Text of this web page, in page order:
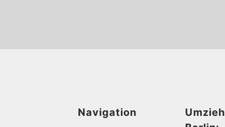
Navigation